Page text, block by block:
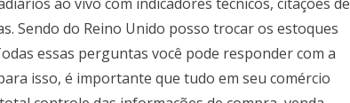
Sendo do Reino Unido posso trocar os estoques
essas perguntas você pode responder com a
isso, é importante que tudo em seu comércio